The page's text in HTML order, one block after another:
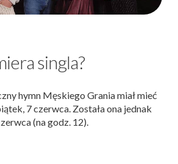
singla?
hymn Męskiego Grania miał mieć
7 czerwca. Została ona jednak
(na godz. 12).